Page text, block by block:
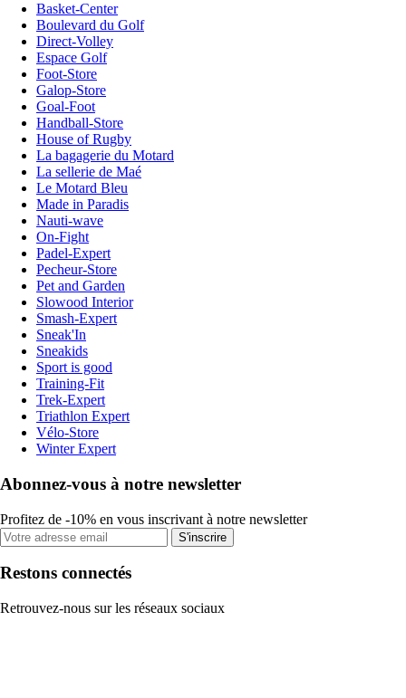
Basket-Center
Boulevard du Golf
Direct-Volley
Espace Golf
Foot-Store
Galop-Store
Goal-Foot
Handball-Store
House of Rugby
La bagagerie du Motard
La sellerie de Maé
Le Motard Bleu
Made in Paradis
Nauti-wave
On-Fight
Padel-Expert
Pecheur-Store
Pet and Garden
Slowood Interior
Smash-Expert
Sneak'In
Sneakids
Sport is good
Training-Fit
Trek-Expert
Triathlon Expert
Vélo-Store
Winter Expert
Abonnez-vous à notre newsletter
Profitez de -10% en vous inscrivant à notre newsletter
S'inscrire
Restons connectés
Retrouvez-nous sur les réseaux sociaux